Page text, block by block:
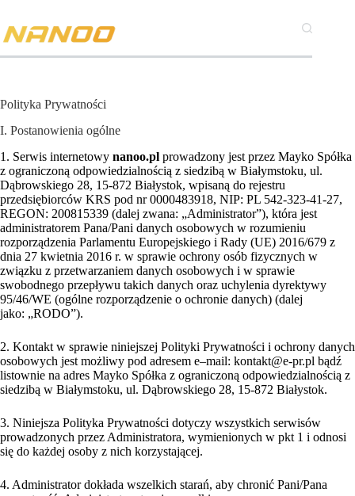
treści
Polityka Prywatności
I. Postanowienia ogólne
1. Serwis internetowy nanoo.pl prowadzony jest przez Mayko Spółka
z ograniczoną odpowiedzialnością z siedzibą w Białymstoku, ul.
Dąbrowskiego 28, 15-872 Białystok, wpisaną do rejestru
przedsiębiorców KRS pod nr 0000483918, NIP: PL 542-323-41-27,
REGON: 200815339 (dalej zwana: „Administrator”), która jest
administratorem Pana/Pani danych osobowych w rozumieniu
rozporządzenia Parlamentu Europejskiego i Rady (UE) 2016/679 z
dnia 27 kwietnia 2016 r. w sprawie ochrony osób fizycznych w
związku z przetwarzaniem danych osobowych i w sprawie
swobodnego przepływu takich danych oraz uchylenia dyrektywy
95/46/WE (ogólne rozporządzenie o ochronie danych) (dalej
jako: „RODO”).
2. Kontakt w sprawie niniejszej Polityki Prywatności i ochrony danych
osobowych jest możliwy pod adresem e–mail: kontakt@e-pr.pl bądź
listownie na adres Mayko Spółka z ograniczoną odpowiedzialnością z
siedzibą w Białymstoku, ul. Dąbrowskiego 28, 15-872 Białystok.
3. Niniejsza Polityka Prywatności dotyczy wszystkich serwisów
prowadzonych przez Administratora, wymienionych w pkt 1 i odnosi
się do każdej osoby z nich korzystającej.
4. Administrator dokłada wszelkich starań, aby chronić Pani/Pana